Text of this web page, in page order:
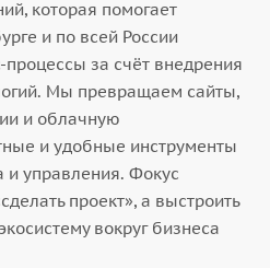
которая помогает
и по всей России
процессы за счёт внедрения
Мы превращаем сайты,
и облачную
и удобные инструменты
и управления. Фокус
проект», а выстроить
вокруг бизнеса